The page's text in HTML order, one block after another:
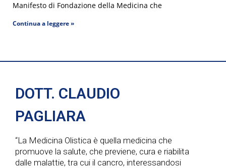
Manifesto di Fondazione della Medicina che
Continua a leggere »
DOTT. CLAUDIO
PAGLIARA
“La Medicina Olistica è quella medicina che
promuove la salute, che previene, cura e riabilita
dalle malattie, tra cui il cancro, interessandosi